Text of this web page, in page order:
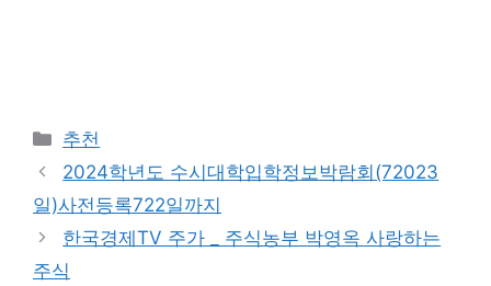
Categories
추천
2024학년도 수시대학입학정보박람회(72023
일)사전등록722일까지
한국경제TV 주가 _ 주식농부 박영옥 사랑하는
주식